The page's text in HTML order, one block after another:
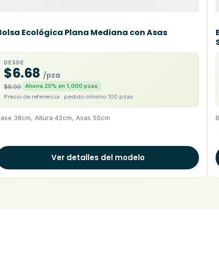
Ecológica Plana Mediana con Asas
DESDE
$6.68 /pza
$8.90 Ahorra 25% en 1,000 pzas
Precio de referencia · pedido mínimo 100 pzas
38cm, Altura 42cm, Asas 55cm
Ver detalles del modelo